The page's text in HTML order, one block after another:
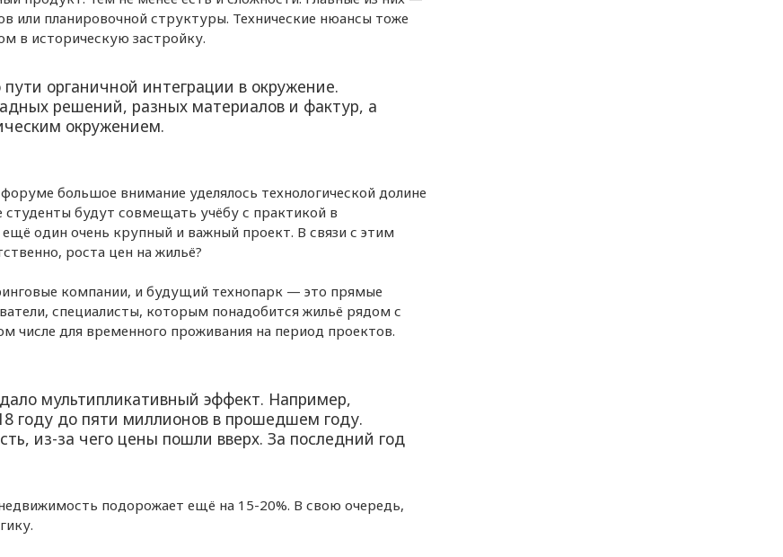
или планировочной структуры. Технические нюансы тоже
в историческую застройку.
органичной интеграции в окружение.
решений, разных материалов и фактур, а
окружением.
большое внимание уделялось технологической долине
будут совмещать учёбу с практикой в
один очень крупный и важный проект. В связи с этим
роста цен на жильё?
компании, и будущий технопарк — это прямые
специалисты, которым понадобится жильё рядом с
числе для временного проживания на период проектов.
мультипликативный эффект. Например,
году до пяти миллионов в прошедшем году.
из-за чего цены пошли вверх. За последний год
подорожает ещё на 15-20%. В свою очередь,